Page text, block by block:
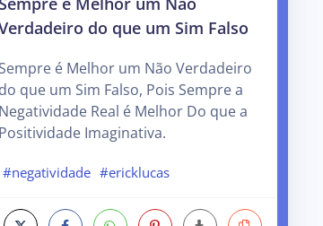
do que um Sim Falso
Sempre é Melhor um Não Verdadeiro
do que um Sim Falso, Pois Sempre a
Negatividade Real é Melhor Do que a
Positividade Imaginativa.
#negatividade #ericklucas